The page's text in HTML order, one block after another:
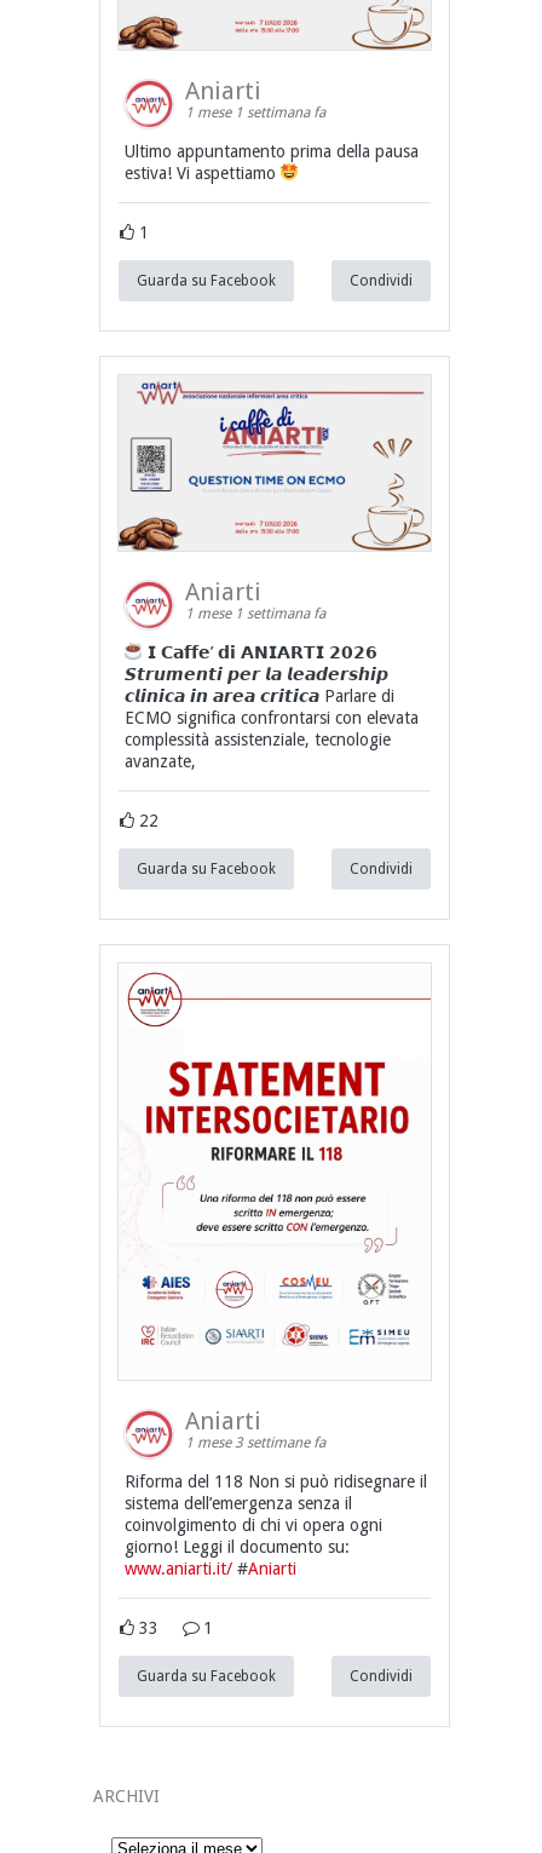
Aniarti
1 mese 1 settimana fa
Ultimo appuntamento prima della pausa
estiva! Vi aspettiamo
1
Guarda su Facebook Condividi
Aniarti
1 mese 1 settimana fa
𝗜 𝗖𝗮𝗳𝗳𝗲’ 𝗱𝗶 𝗔𝗡𝗜𝗔𝗥𝗧𝗜 𝟮𝟬𝟮𝟲
𝙎𝙩𝙧𝙪𝙢𝙚𝙣𝙩𝙞 𝙥𝙚𝙧 𝙡𝙖 𝙡𝙚𝙖𝙙𝙚𝙧𝙨𝙝𝙞𝙥
𝙘𝙡𝙞𝙣𝙞𝙘𝙖 𝙞𝙣 𝙖𝙧𝙚𝙖 𝙘𝙧𝙞𝙩𝙞𝙘𝙖 Parlare di
ECMO significa confrontarsi con elevata
complessità assistenziale, tecnologie
avanzate,
22
Guarda su Facebook Condividi
Aniarti
1 mese 3 settimane fa
Riforma del 118 Non si può ridisegnare il
sistema dell’emergenza senza il
coinvolgimento di chi vi opera ogni
giorno! Leggi il documento su:
www.aniarti.it/#Aniarti
33 1
Guarda su Facebook Condividi
ARCHIVI
Archivi